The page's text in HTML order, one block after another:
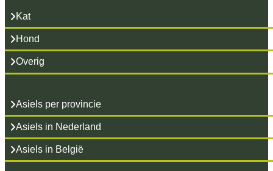
Kat
Hond
Overig
Asiels per provincie
Asiels in Nederland
Asiels in België